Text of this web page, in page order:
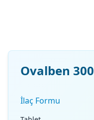
Ovalben 300
İlaç Formu